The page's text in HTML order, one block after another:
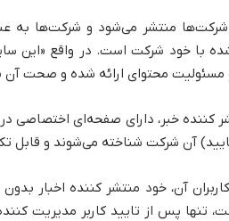
منتشر می‌شود و شرکت‌ها به
با خود شرکت است. در واقع «این
مسئولیت محتوای ارائه شده و صحت
خبر، دارای صفحه‌ای اختصاصی
آن شرکت شناخته می‌شوند و
آن، خود منتشر کننده اخبار
تنها پس از تایید کاربر مدیریت